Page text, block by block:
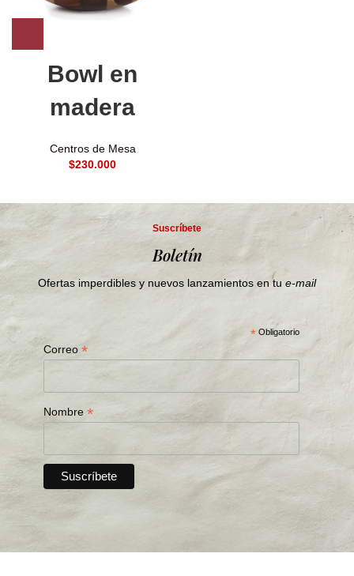
Bowl en
madera
Centros de Mesa
$
Suscríbete
Boletín
Ofertas imperdibles y nuevos lanzamientos en tu e-mail
* Obligatorio
Correo*
Nombre*